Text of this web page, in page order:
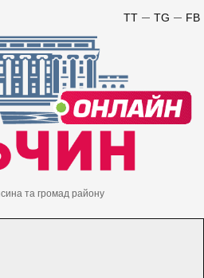
FB
TG
TT
та громад району